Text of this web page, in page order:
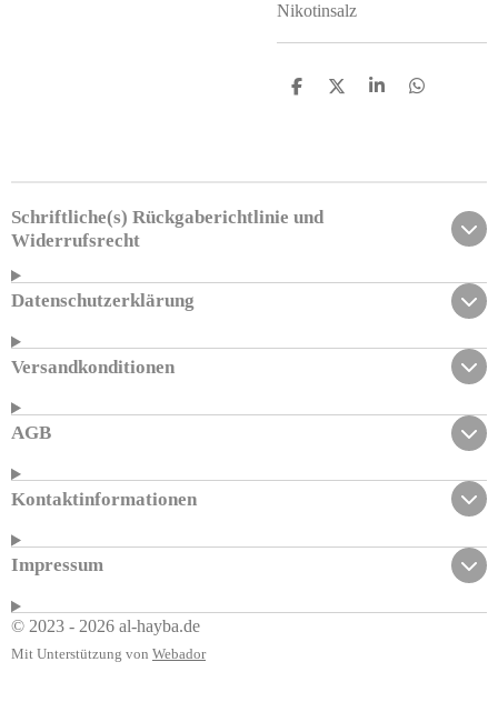
Nikotinsalz
T
n
T
n
T
n
T
n
Schriftliche(s) Rückgaberichtlinie und
Widerrufsrecht
Datenschutzerklärung
Versandkonditionen
AGB
Kontaktinformationen
Impressum
© 2023 - 2026 al-hayba.de
Mit Unterstützung von Webador